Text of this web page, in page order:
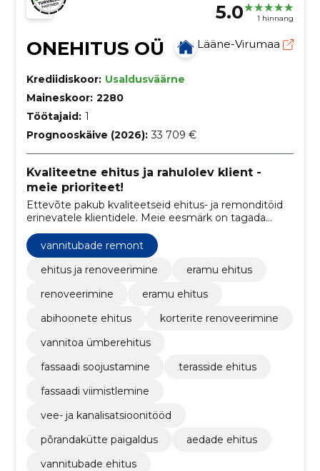
5.0 1 hinnang
ONEHITUS OÜ Lääne-Virumaa
Krediidiskoor: Usaldusväärne
Maineskoor: 2280
Töötajaid: 1
Prognooskäive (2026): 33 709 €
Kvaliteetne ehitus ja rahulolev klient -
meie prioriteet!
Ettevõte pakub kvaliteetseid ehitus- ja remonditöid
erinevatele klientidele. Meie eesmärk on tagada
klientide rahulolu ja pakkuda usaldusväärset teenust
vannitubade remont
ehitus ja renoveerimine
eramu ehitus
renoveerimine
eramu ehitus
abihoonete ehitus
korterite renoveerimine
vannitoa ümberehitus
fassaadi soojustamine
terasside ehitus
fassaadi viimistlemine
vee- ja kanalisatsioonitööd
põrandakütte paigaldus
aedade ehitus
vannitubade ehitus